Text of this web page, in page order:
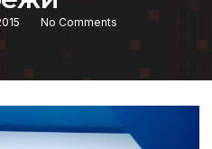
No Comments